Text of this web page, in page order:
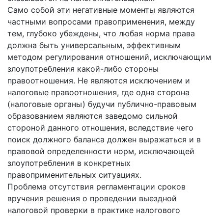
Само собой эти негативные моменты являются
частными вопросами правоприменения, между
тем, глубоко убеждены, что любая норма права
должна быть универсальным, эффективным
методом регулирования отношений, исключающим
злоупотребления какой-либо стороны
правоотношения. Не являются исключением и
налоговые правоотношения, где одна сторона
(налоговые органы) будучи публично-правовым
образованием являются заведомо сильной
стороной данного отношения, вследствие чего
поиск должного баланса должен выражаться и в
правовой определенности норм, исключающей
злоупотребления в конкретных
правоприменительных ситуациях.
Проблема отсутствия регламентации сроков
вручения решения о проведении выездной
налоговой проверки в практике налогового